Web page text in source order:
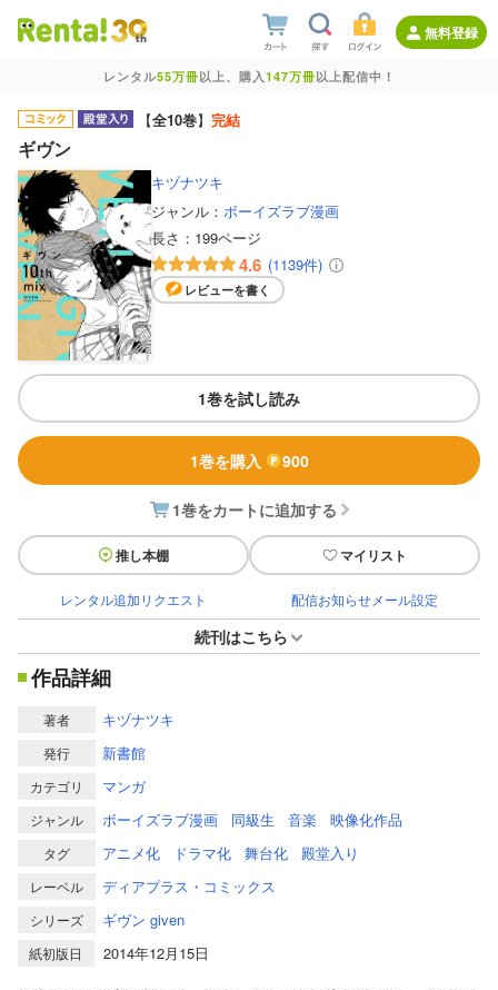
無料登録
レンタル55万冊以上、購入147万冊以上配信中！
【全10巻】 完結
ギヴン
キヅナツキ
ジャンル： ボーイズラブ漫画
長さ： 199ページ
4.6 (1139件)
レビューを書く
1巻を試し読み
1巻を購入 900
1巻をカートに追加する
推し本棚 マイリスト
レンタル追加リクエスト 配信お知らせメール設定
続刊はこちら
作品詳細
著者 キヅナツキ
発行 新書館
カテゴリ マンガ
ジャンル ボーイズラブ漫画 同級生 音楽 映像化作品
タグ アニメ化 ドラマ化 舞台化 殿堂入り
レーベル ディアプラス・コミックス
シリーズ ギヴン given
紙初版日
2014年12月15日